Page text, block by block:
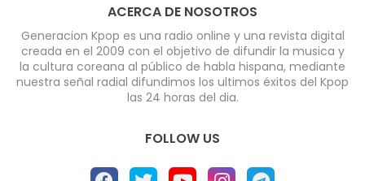
ACERCA DE NOSOTROS
Generacion Kpop es una radio online y una revista digital
creada en el 2009 con el objetivo de difundir la musica y
la cultura coreana al público de habla hispana, mediante
nuestra señal radial difundimos los ultimos éxitos del Kpop
las 24 horas del dia.
FOLLOW US